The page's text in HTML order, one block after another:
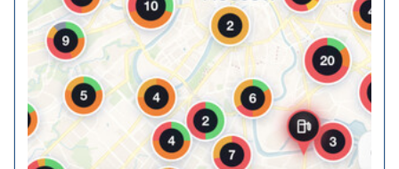
10 июля 16:23 За животных в авто будут штрафовать и
лишать свободы: в КГГА напомнили о наказаниях для
водителей
02 июня 13:40 В Украину идет 38-градусная жара: где и
когда ожидается пик температуры
02 июня 12:46
Контрактовую площадь отдали на 2 года
датской фармкомпании для проекта борьбы с
диабетом